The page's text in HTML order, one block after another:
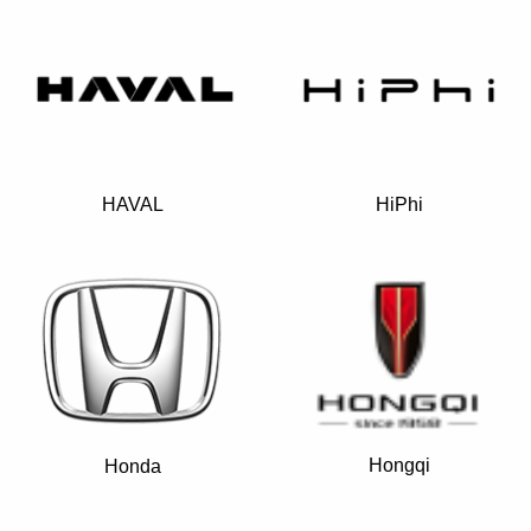
HAVAL HiPhi
Honda Hongqi